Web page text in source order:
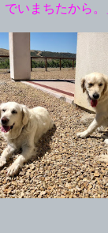
でいまちたから。